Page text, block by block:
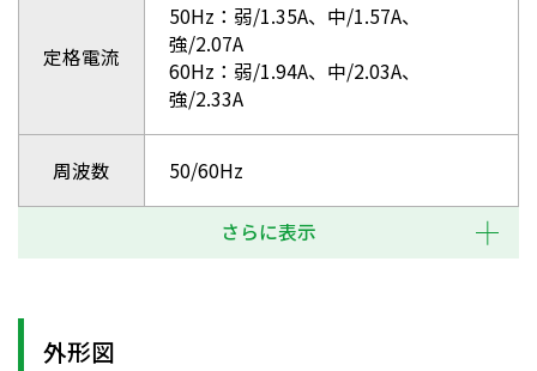
定格電流
50Hz：弱/1.35A、中/1.57A、
強/2.07A
60Hz：弱/1.94A、中/2.03A、
強/2.33A
周波数 50/60Hz
さらに表示
外形図